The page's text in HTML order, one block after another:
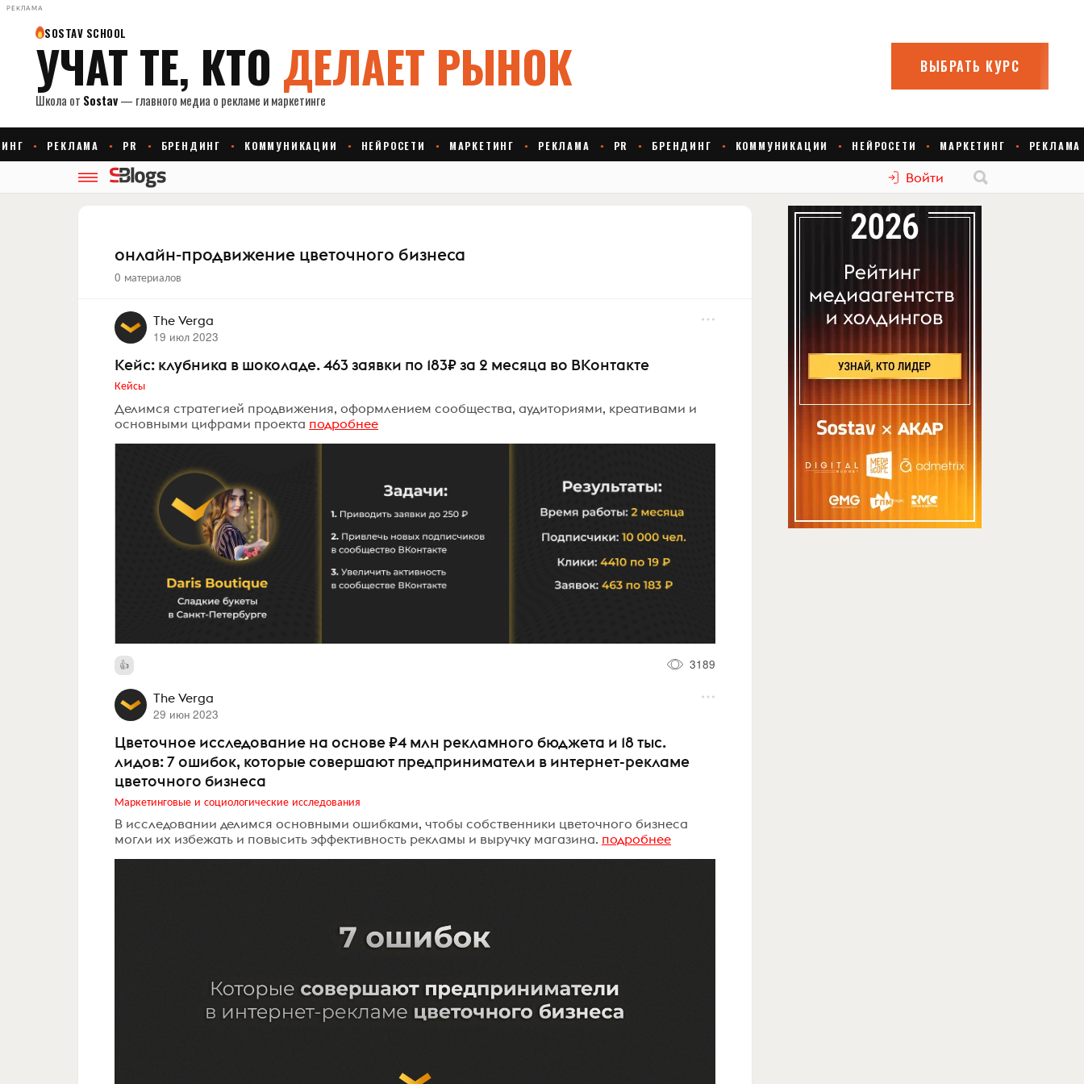
РЕКЛАМА
Войти
онлайн-продвижение цветочного бизнеса
0 материалов
The Verga
19 июл 2023
Кейс: клубника в шоколаде. 463 заявки по 183₽ за 2 месяца во ВКонтакте
Кейсы
Делимся стратегией продвижения, оформлением сообщества, аудиториями, креативами и
основными цифрами проекта подробнее
3189
The Verga
29 июн 2023
Цветочное исследование на основе ₽4 млн рекламного бюджета и 18 тыс.
лидов: 7 ошибок, которые совершают предприниматели в интернет-рекламе
цветочного бизнеса
Маркетинговые и социологические исследования
В исследовании делимся основными ошибками, чтобы собственники цветочного бизнеса
могли их избежать и повысить эффективность рекламы и выручку магазина. подробнее